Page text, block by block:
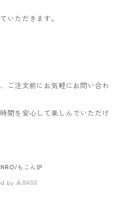
いただきます。
ご注文前にお気軽にお問い合わ
間を安心して楽しんでいただけ
もこん炉
by